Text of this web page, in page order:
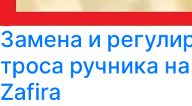
Замена и
троса ручника
Zafira